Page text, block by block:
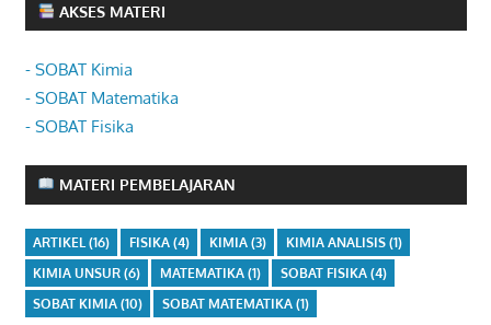
AKSES MATERI
- SOBAT Kimia
- SOBAT Matematika
- SOBAT Fisika
MATERI PEMBELAJARAN
ARTIKEL (16) FISIKA(4) KIMIA(3) KIMIA ANALISIS(1)
KIMIA UNSUR(6) MATEMATIKA(1) SOBAT FISIKA(4)
SOBAT KIMIA(10) SOBAT MATEMATIKA(1)